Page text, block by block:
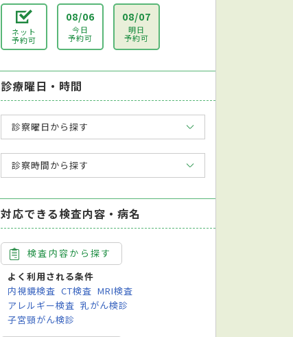
ネット
予約可
08/06
今日
予約可
08/07
明日
予約可
診療曜日・時間
診察曜日から探す
診察時間から探す
対応できる検査内容・病名
検査内容から探す
よく利用される条件
内視鏡検査 CT検査 MRI検査
アレルギー検査 乳がん検診
子宮頸がん検診